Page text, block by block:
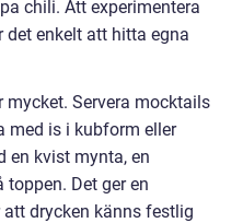
chili. Att experimentera
enkelt att hitta egna
mycket. Servera mocktails
med is i kubform eller
en kvist mynta, en
Det ger en
drycken känns festlig